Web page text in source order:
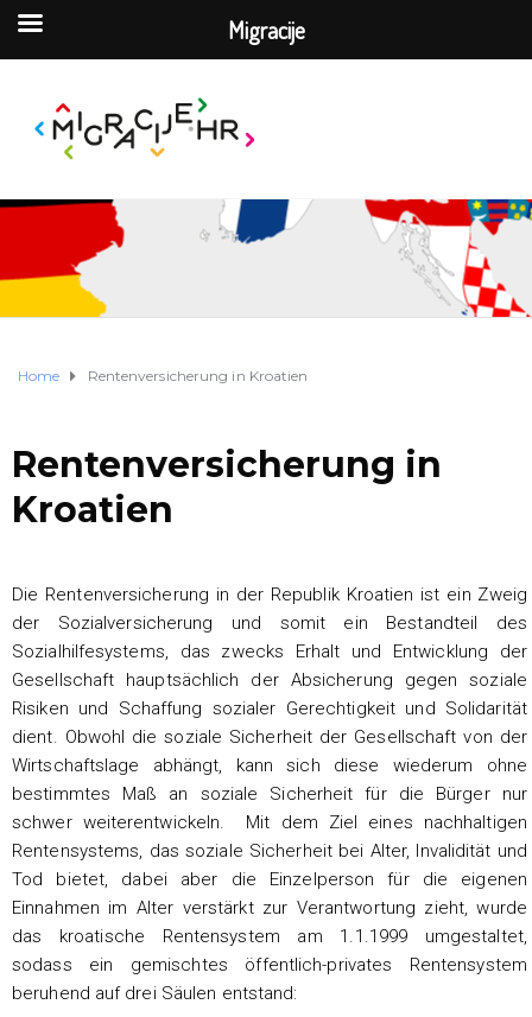
Home Rentenversicherung in Kroatien
Rentenversicherung in
Kroatien
Die Rentenversicherung in der Republik Kroatien ist ein Zweig
der Sozialversicherung und somit ein Bestandteil des
Sozialhilfesystems, das zwecks Erhalt und Entwicklung der
Gesellschaft hauptsächlich der Absicherung gegen soziale
Risiken und Schaffung sozialer Gerechtigkeit und Solidarität
dient. Obwohl die soziale Sicherheit der Gesellschaft von der
Wirtschaftslage abhängt, kann sich diese wiederum ohne
bestimmtes Maß an soziale Sicherheit für die Bürger nur
schwer weiterentwickeln. Mit dem Ziel eines nachhaltigen
Rentensystems, das soziale Sicherheit bei Alter, Invalidität und
Tod bietet, dabei aber die Einzelperson für die eigenen
Einnahmen im Alter verstärkt zur Verantwortung zieht, wurde
das kroatische Rentensystem am 1.1.1999 umgestaltet,
sodass ein gemischtes öffentlich-privates Rentensystem
beruhend auf drei Säulen entstand:
Migracije